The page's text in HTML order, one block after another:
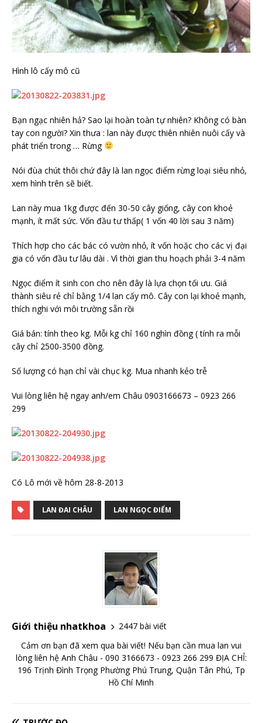
Hình lô cấy mô cũ
Bạn ngạc nhiên hả? Sao lại hoàn toàn tự nhiên? Không có bàn
tay con người? Xin thưa : lan này được thiên nhiên nuôi cấy và
phát triển trong … Rừng
Nói đùa chút thôi chứ đây là lan ngọc điểm rừng loại siêu nhỏ,
xem hình trên sẽ biết.
Lan này mua 1kg được đến 30-50 cây giống, cây con khoẻ
mạnh, ít mất sức. Vốn đầu tư thấp( 1 vốn 40 lời sau 3 năm)
Thích hợp cho các bác có vườn nhỏ, ít vốn hoặc cho các vị đại
gia có vốn đầu tư lâu dài . Vì thời gian thu hoạch phải 3-4 năm
Ngọc điểm ít sinh con cho nên đây là lựa chọn tối ưu. Giá
thành siêu rẻ chỉ bằng 1/4 lan cấy mô. Cây con lại khoẻ mạnh,
thích nghi với môi trường sẵn rồi
Giá bán: tính theo kg. Mỗi kg chỉ 160 nghìn đồng ( tính ra mỗi
cây chỉ 2500-3500 đồng.
Số lượng có hạn chỉ vài chục kg. Mua nhanh kẻo trễ
Vui lòng liên hệ ngay anh/em Châu 0903166673 – 0923 266
299
Có Lô mới về hôm 28-8-2013
LAN ĐAI CHÂU LAN NGỌC ĐIỂM
Giới thiệu nhatkhoa
2447 bài viết
Cảm ơn bạn đã xem qua bài viết! Nếu bạn cần mua lan vui
lòng liên hệ Anh Châu - 090 3166673 - 0923 266 299 ĐỊA CHỈ:
196 Trịnh Đình Trọng Phường Phú Trung, Quận Tân Phú, Tp
Hồ Chí Minh